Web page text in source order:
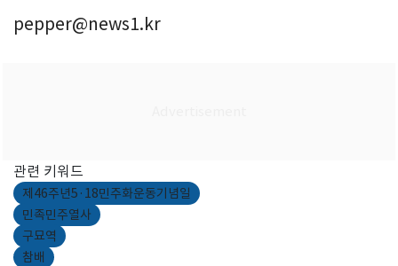
pepper@news1.kr
관련 키워드
제46주년5·18민주화운동기념일
민족민주열사
구묘역
참배